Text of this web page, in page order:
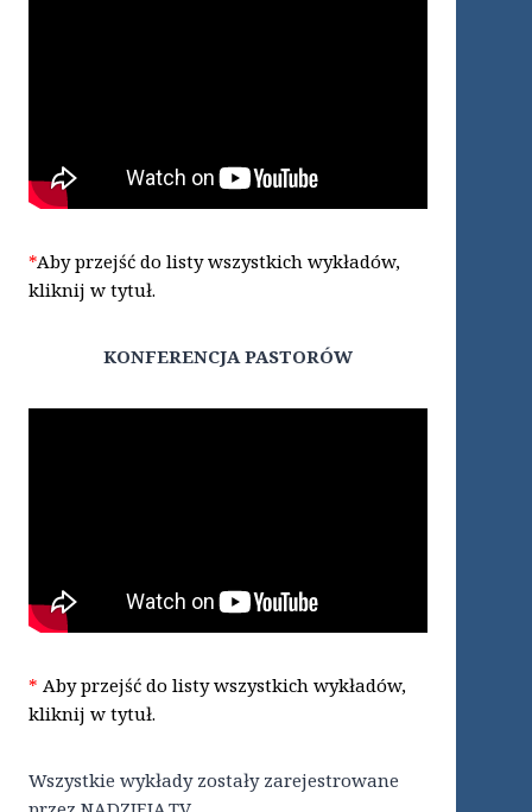
*Aby przejść do listy wszystkich wykładów,
kliknij w tytuł.
KONFERENCJA PASTORÓW
* Aby przejść do listy wszystkich wykładów,
kliknij w tytuł.
Wszystkie wykłady zostały zarejestrowane